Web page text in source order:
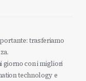
trasferiamo
giorno con i migliori
technology e